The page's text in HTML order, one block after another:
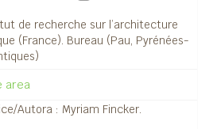
14079 - Chapiteau/Capitel.
14080 - Chapiteau/Capitel.
02 - Diapositives / Diapositivas
de recherche sur l’architecture
(France). Bureau (Pau, Pyrénées-
area
Autora : Myriam Fincker.